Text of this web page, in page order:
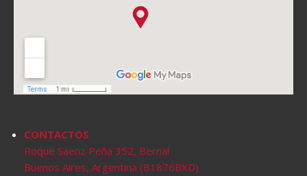
CONTACTOS
Roque Sáenz Peña 352, Bernal
Buenos Aires, Argentina (B1876BXD)